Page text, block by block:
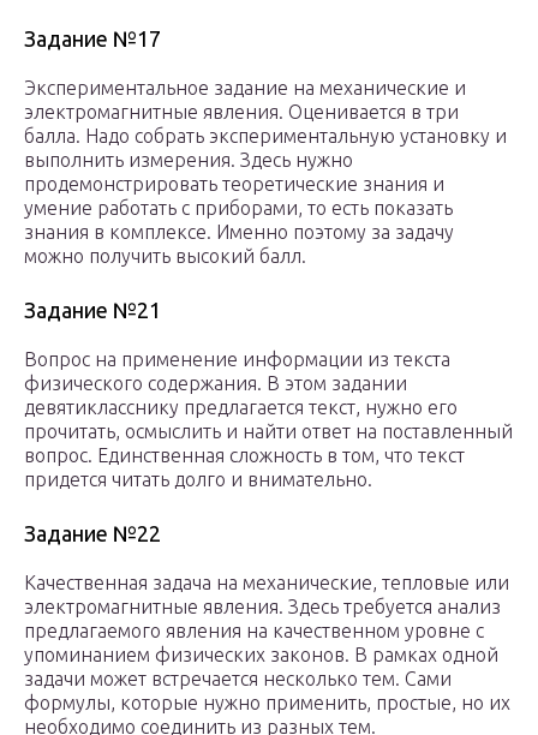
Задание №17
Экспериментальное задание на механические и
электромагнитные явления. Оценивается в три
балла. Надо собрать экспериментальную установку и
выполнить измерения. Здесь нужно
продемонстрировать теоретические знания и
умение работать с приборами, то есть показать
знания в комплексе. Именно поэтому за задачу
можно получить высокий балл.
Задание №21
Вопрос на применение информации из текста
физического содержания. В этом задании
девятикласснику предлагается текст, нужно его
прочитать, осмыслить и найти ответ на поставленный
вопрос. Единственная сложность в том, что текст
придется читать долго и внимательно.
Задание №22
Качественная задача на механические, тепловые или
электромагнитные явления. Здесь требуется анализ
предлагаемого явления на качественном уровне с
упоминанием физических законов. В рамках одной
задачи может встречается несколько тем. Сами
формулы, которые нужно применить, простые, но их
необходимо соединить из разных тем.